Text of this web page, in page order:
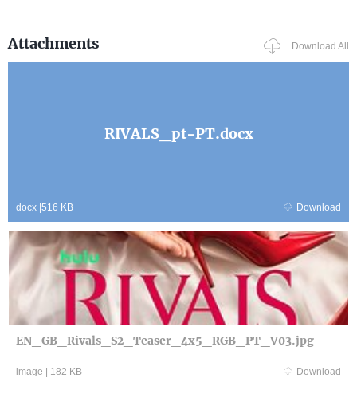
Attachments Download All
RIVALS_pt-PT.docx
docx |516 KB Download
EN_GB_Rivals_S2_Teaser_4x5_RGB_PT_V03.jpg
image | 182 KB Download